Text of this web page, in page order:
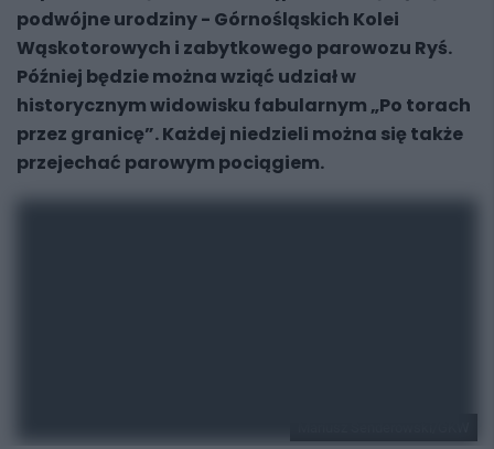
podwójne urodziny - Górnośląskich Kolei
Wąskotorowych i zabytkowego parowozu Ryś.
Później będzie można wziąć udział w
historycznym widowisku fabularnym „Po torach
przez granicę”. Każdej niedzieli można się także
przejechać parowym pociągiem.